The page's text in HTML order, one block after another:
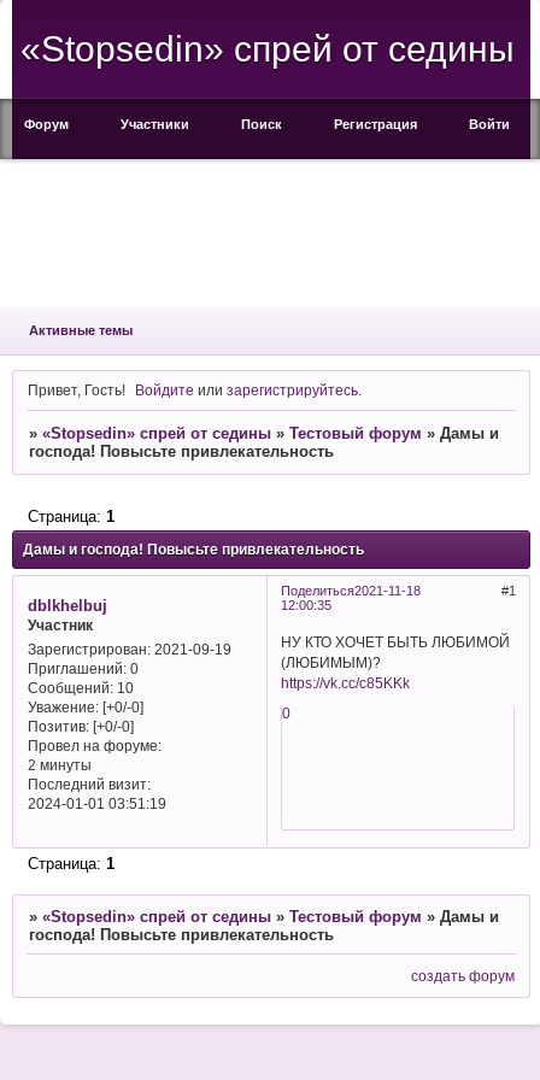
«Stopsedin» спрей от седины
Форум Участники Поиск Регистрация Войти
Активные темы
Привет, Гость! Войдите илизарегистрируйтесь
» «Stopsedin» спрей от седины » Тестовый форум » Дамы и
господа! Повысьте привлекательность
Дамы и господа! Повысьте привлекательность
Страница: 1
Поделиться 1
2021-11-18
12:00:35
dblkhelbuj
Участник
Зарегистрирован: 2021-09-19
Приглашений:0
Сообщений:10
Уважение: [+0/-0]
Позитив: [+0/-0]
Провел на форуме:
2 минуты
Последний визит:
2024-01-01 03:51:19
НУ КТО ХОЧЕТ БЫТЬ ЛЮБИМОЙ
(ЛЮБИМЫМ)?
https://vk.cc/c85KKk
0
Страница: 1
» «Stopsedin» спрей от седины » Тестовый форум » Дамы и
господа! Повысьте привлекательность
создать форум